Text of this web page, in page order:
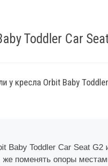
Toddler Car
у кресла Orbit Baby
Baby Toddler Car Seat
поменять опоры